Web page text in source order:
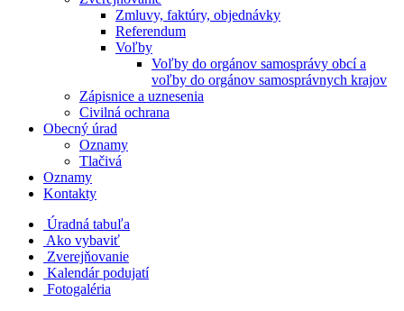
Zmluvy, faktúry, objednávky
Referendum
Voľby
Voľby do orgánov samosprávy obcí a
voľby do orgánov samosprávnych krajov
Zápisnice a uznesenia
Civilná ochrana
Obecný úrad
Oznamy
Tlačivá
Oznamy
Kontakty
Úradná tabuľa
Ako vybaviť
Zverejňovanie
Kalendár podujatí
Fotogaléria